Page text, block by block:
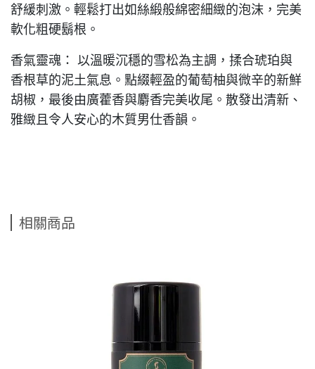
舒緩刺激。輕鬆打出如絲緞般綿密細緻的泡沫，完美
軟化粗硬鬍根。
香氣靈魂： 以溫暖沉穩的雪松為主調，揉合琥珀與
香根草的泥土氣息。點綴輕盈的葡萄柚與微辛的新鮮
胡椒，最後由廣藿香與麝香完美收尾。散發出清新、
雅緻且令人安心的木質男仕香韻。
相關商品